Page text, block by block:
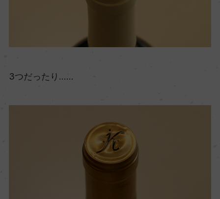
3つだったり……